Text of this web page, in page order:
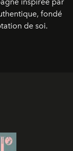
inspirée par
fondé
de soi.